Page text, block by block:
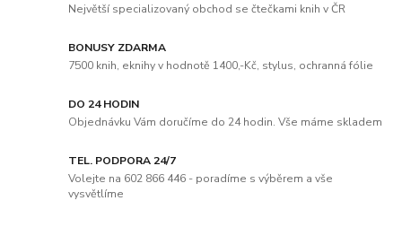
Největší specializovaný obchod se čtečkami knih v ČR
BONUSY ZDARMA
7500 knih, eknihy v hodnotě 1400,-Kč, stylus, ochranná fólie
DO 24 HODIN
Objednávku Vám doručíme do 24 hodin. Vše máme skladem
TEL. PODPORA 24/7
Volejte na 602 866 446 - poradíme s výběrem a vše
vysvětlíme